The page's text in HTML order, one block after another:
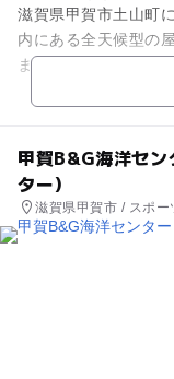
滋賀県甲賀市土山町
内にある全天候型の
ます。 太陽の光がキ
甲賀B&G海洋セ
ター）
滋賀県甲賀市 / スポ